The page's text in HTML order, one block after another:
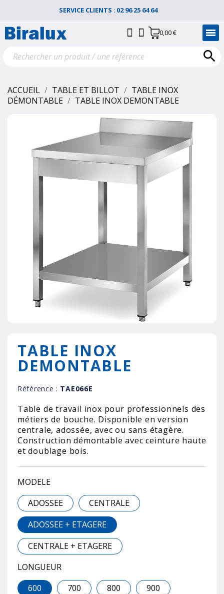
SERVICE CLIENTS : 02 96 25 64 64
0,00 €

ACCUEIL TABLE ET BILLOT
TABLE INOX
DÉMONTABLE
TABLE INOX DEMONTABLE
TABLE INOX
DEMONTABLE
Référence : TAE066E
Table de travail inox pour professionnels des
métiers de bouche. Disponible en version
centrale, adossée, avec ou sans étagère.
Construction démontable avec ceinture haute
et doublage bois.
MODELE
ADOSSEE
CENTRALE
ADOSSEE + ETAGERE
CENTRALE + ETAGERE
LONGUEUR
600
700 800
900